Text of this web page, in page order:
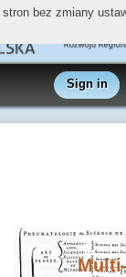
Sign in
bez zmiany